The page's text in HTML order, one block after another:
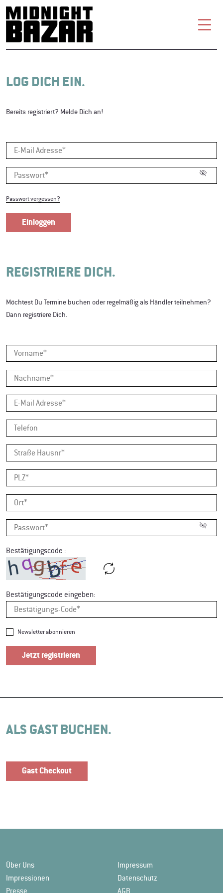
LOG DICH EIN.
Bereits registriert? Melde Dich an!
visibility_off
Passwort vergessen?
Einloggen
REGISTRIERE DICH.
Möchtest Du Termine buchen oder regelmäßig als Händler teilnehmen?
Dann registriere Dich.
visibility_off
Bestätigungscode :
Bestätigungscode eingeben:
Newsletter abonnieren
Jetzt registrieren
ALS GAST BUCHEN.
Gast Checkout
Über Uns
Impressionen
Impressum
Datenschutz